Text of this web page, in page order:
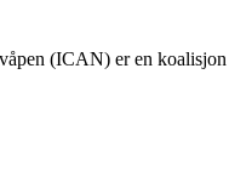
(ICAN) er en